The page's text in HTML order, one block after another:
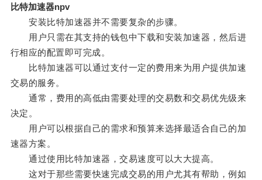
比特加速器npv
安装比特加速器并不需要复杂的步骤。
用户只需在其支持的钱包中下载和安装加速器，然后进
行相应的配置即可完成。
比特加速器可以通过支付一定的费用来为用户提供加速
交易的服务。
通常，费用的高低由需要处理的交易数和交易优先级来
决定。
用户可以根据自己的需求和预算来选择最适合自己的加
速器方案。
通过使用比特加速器，交易速度可以大大提高。
这对于那些需要快速完成交易的用户尤其有帮助，例如